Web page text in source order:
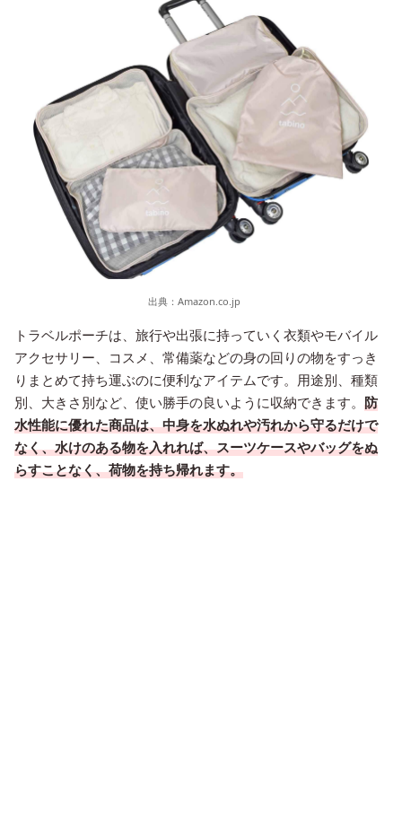
出典： Amazon.co.jp
トラベルポーチは、旅行や出張に持っていく衣類やモバイル
アクセサリー、コスメ、常備薬などの身の回りの物をすっき
りまとめて持ち運ぶのに便利なアイテムです。用途別、種類
別、大きさ別など、使い勝手の良いように収納できます。 防
水性能に優れた商品は、中身を水ぬれや汚れから守るだけで
なく、水けのある物を入れれば、スーツケースやバッグをぬ
らすことなく、荷物を持ち帰れます。